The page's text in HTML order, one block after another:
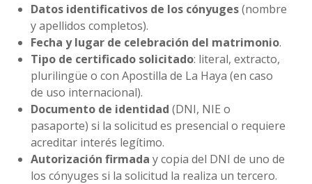
Datos identificativos de los cónyuges(nombre
y apellidos completos).
Fecha y lugar de celebración del matrimonio.
Tipo de certificado solicitado: literal, extracto,
plurilingüe o con Apostilla de La Haya (en caso
de uso internacional).
Documento de identidad (DNI, NIE o
pasaporte) si la solicitud es presencial o requiere
acreditar interés legítimo.
Autorización firmada y copia del DNI de uno de
los cónyuges si la solicitud la realiza un tercero.